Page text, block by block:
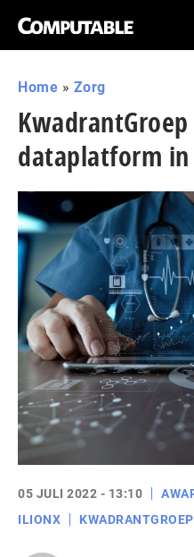
Home » Zorg
dataplatform in
05 JULI 2022 - 13:10
ILIONX
KWADRANTGROEP